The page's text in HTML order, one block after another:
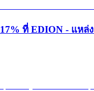
ที่ EDION - แห